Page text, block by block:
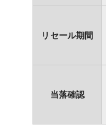
リセール期間
当落確認